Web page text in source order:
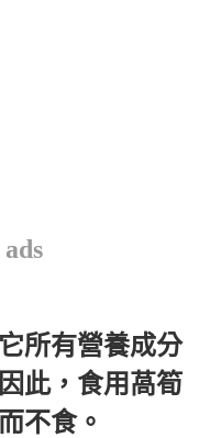
所有營養成分
此，食用萵筍
不食。